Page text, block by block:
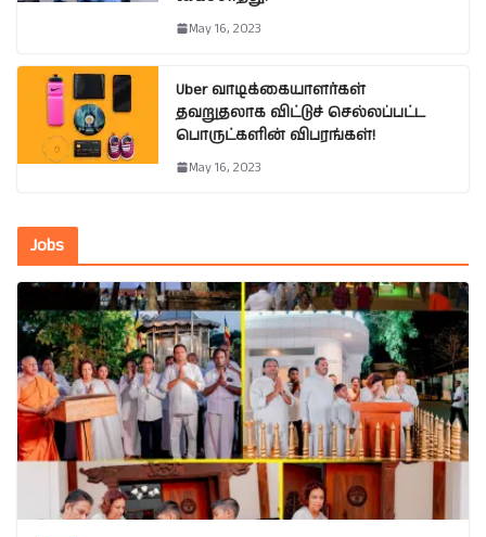
May 16, 2023
Uber வாடிக்கையாளர்கள்
தவறுதலாக விட்டுச் செல்லப்பட்ட
பொருட்களின் விபரங்கள்!
May 16, 2023
Jobs